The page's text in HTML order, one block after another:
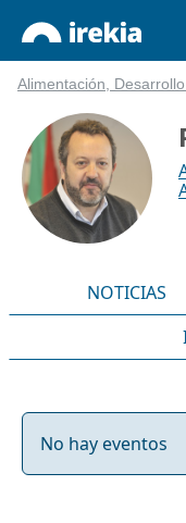
Alimentación,
NOTICIAS
No hay eventos